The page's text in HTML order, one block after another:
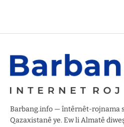
Barbang.info — întêrnêt-rojnama
Qazaxistanê ye. Ew li Almatê